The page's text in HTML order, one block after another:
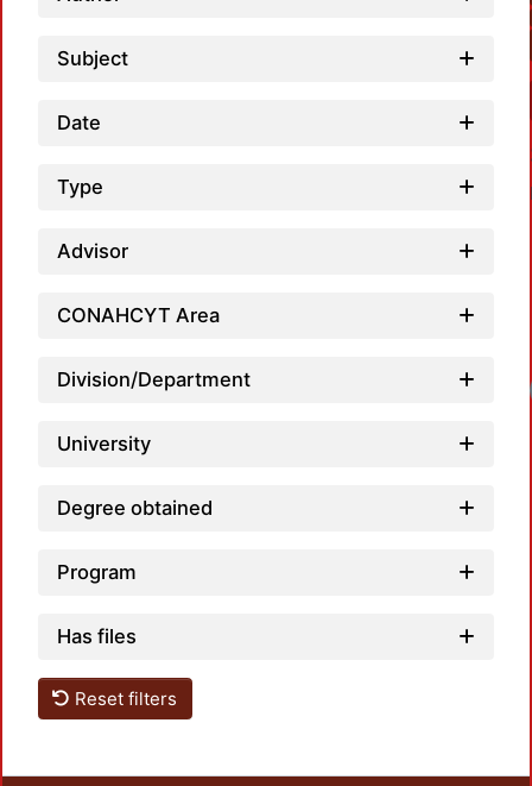
Subject
Date
Type
Advisor
CONAHCYT Area
Division/Department
University
Degree obtained
Program
Has files
Reset filters